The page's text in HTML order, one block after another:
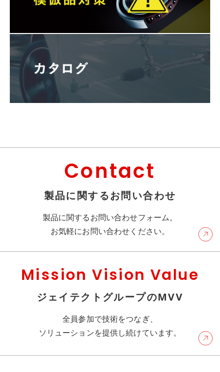
Contact
製品に関するお問い合わせ
製品に関するお問い合わせフォーム。
お気軽にお問い合わせください。
Mission Vision Value
ジェイテクトグループのMVV
全員参加で技術をつなぎ、
ソリューションを提供し続けています。